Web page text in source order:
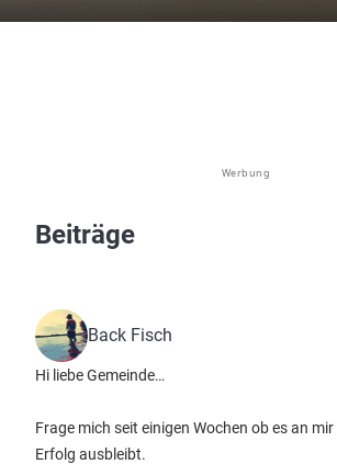
Werbung
Beiträge
Back Fisch
Hi liebe Gemeinde…
Frage mich seit einigen Wochen ob es an
Erfolg ausbleibt.